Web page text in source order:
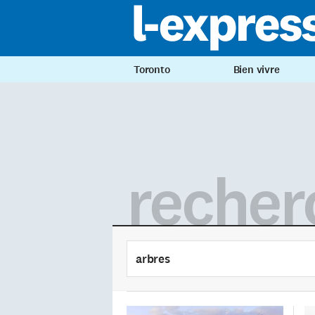
Toronto Bien vivre